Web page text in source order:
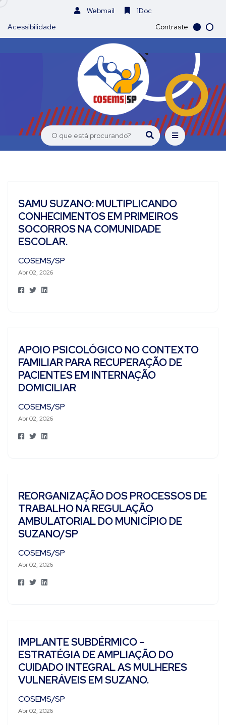
Webmail
1Doc
Acessibilidade
Contraste
SAMU SUZANO: MULTIPLICANDO
CONHECIMENTOS EM PRIMEIROS
SOCORROS NA COMUNIDADE
ESCOLAR.
COSEMS/SP
Abr 02, 2026
APOIO PSICOLÓGICO NO CONTEXTO
FAMILIAR PARA RECUPERAÇÃO DE
PACIENTES EM INTERNAÇÃO
DOMICILIAR
COSEMS/SP
Abr 02, 2026
REORGANIZAÇÃO DOS PROCESSOS DE
TRABALHO NA REGULAÇÃO
AMBULATORIAL DO MUNICÍPIO DE
SUZANO/SP
COSEMS/SP
Abr 02, 2026
IMPLANTE SUBDÉRMICO –
ESTRATÉGIA DE AMPLIAÇÃO DO
CUIDADO INTEGRAL AS MULHERES
VULNERÁVEIS EM SUZANO.
COSEMS/SP
Abr 02, 2026